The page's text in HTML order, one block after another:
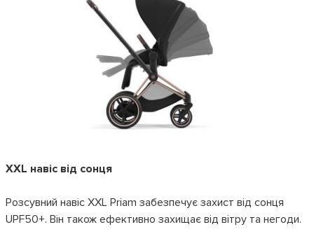
XXL навіс від сонця
Розсувний навіс XXL Priam забезпечує захист від сонця
UPF50+. Він також ефективно захищає від вітру та негоди.